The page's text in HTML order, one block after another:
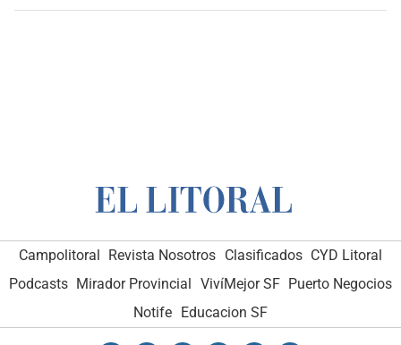
Campolitoral Revista Nosotros Clasificados CYD Litoral
Podcasts Mirador Provincial VivíMejor SF Puerto Negocios
Notife
Educacion SF